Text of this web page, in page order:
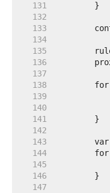
   131
   132
   133
   134
   135
   136
   137
   138
   139
   140
   141
   142
   143
   144
   145
   146
   147